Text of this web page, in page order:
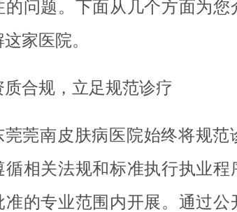
的问题。下面从几个方面为
家医院。
质合规，立足规范诊疗
莞莞南皮肤病医院始终将规
循相关法规和标准执行执业程
准的专业范围内开展。通过公